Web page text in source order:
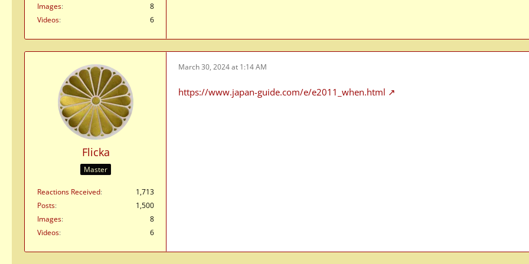
Images
8
Videos
6
Flicka
Master
Reactions Received
1,713
Posts
1,500
Images
8
Videos
6
March 30, 2024 at 1:14 AM
https://www.japan-guide.com/e/e2011_when.html